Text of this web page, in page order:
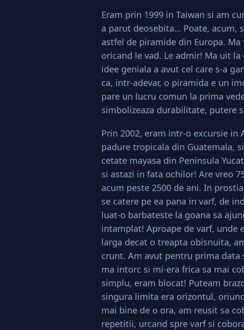
Eram prin 1999 in Taiwan si am
a parut deosebita… Poate, acum,
astfel de piramide din Europa.
oricand le vad. Le admir! Ma uit
idee geniala a avut cel care s-a
ca, intr-adevar, o piramida e un
pare un lucru comun la prima
simbolizeaza durabilitate, putere
Prin 2002, eram intr-o excursie in
padure tropicala din Guatemala,
cetate mayasa din Peninsula
si astazi in fata ochilor! Are vreo
acum peste 2500 de ani. In
se catere pe ea pana in varf, de
luat-o barbateste la goana sa
intamplat! Aproape de varf, unde
larga decat o treapta obisnuita,
crunt. Am avut pentru prima data
ma intorc si mi-era frica sa mai
simplu, eram blocat! Puteam
singura limita era orizontul,
mai bine de o ora, am reusit sa
repetitii, urcand spre varf si